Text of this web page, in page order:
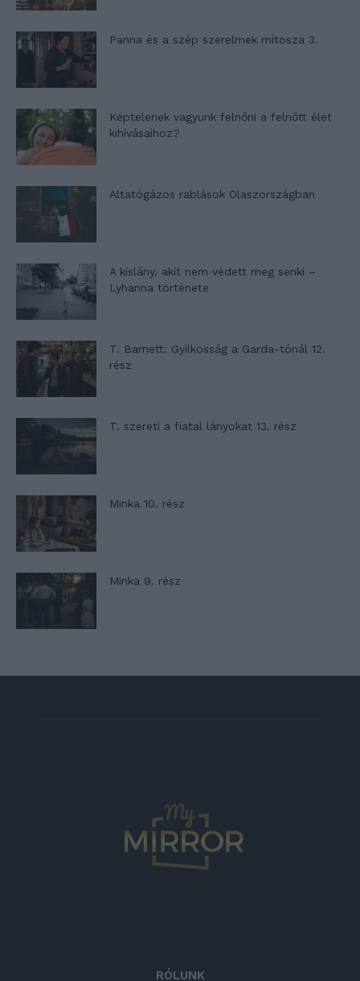
Panna és a szép szerelmek mítosza 3.
Képtelenek vagyunk felnőni a felnőtt élet
kihívásaihoz?
Altatógázos rablások Olaszországban
A kislány, akit nem védett meg senki –
Lyhanna története
T. Barnett: Gyilkosság a Garda-tónál 12.
rész
T. szereti a fiatal lányokat 13. rész
Minka 10. rész
Minka 9. rész
RÓLUNK